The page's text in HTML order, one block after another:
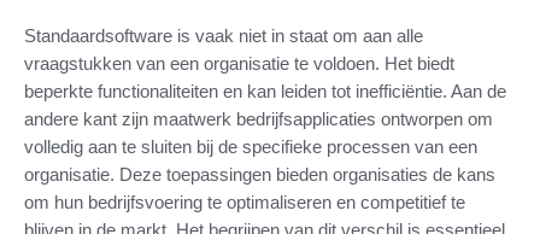
Standaardsoftware is vaak niet in staat om aan alle
vraagstukken van een organisatie te voldoen. Het biedt
beperkte functionaliteiten en kan leiden tot inefficiëntie. Aan de
andere kant zijn maatwerk bedrijfsapplicaties ontworpen om
volledig aan te sluiten bij de specifieke processen van een
organisatie. Deze toepassingen bieden organisaties de kans
om hun bedrijfsvoering te optimaliseren en competitief te
blijven in de markt. Het begrijpen van dit verschil is essentieel